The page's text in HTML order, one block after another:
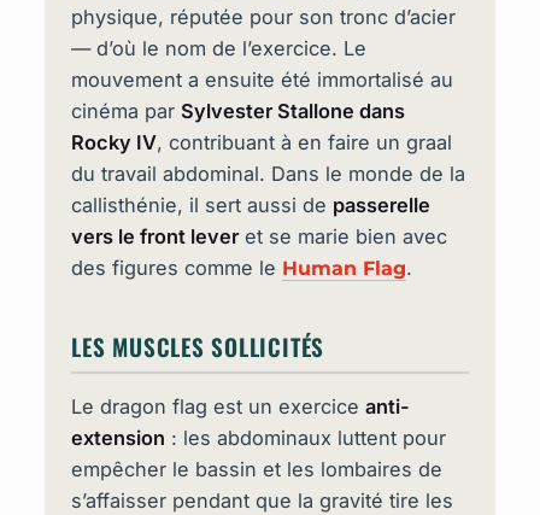
physique, réputée pour son tronc d’acier
— d’où le nom de l’exercice. Le
mouvement a ensuite été immortalisé au
cinéma par Sylvester Stallone dans
Rocky IV, contribuant à en faire un graal
du travail abdominal. Dans le monde de la
callisthénie, il sert aussi de passerelle
vers le front leveret se marie bien avec
des figures comme le Human Flag.
LES MUSCLES SOLLICITÉS
Le dragon flag est un exerciceanti-
extension : les abdominaux luttent pour
empêcher le bassin et les lombaires de
s’affaisser pendant que la gravité tire les